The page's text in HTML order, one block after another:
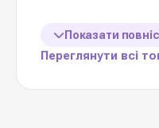
Кількість в
Ціна вказана за
Показати
Переглянути всі